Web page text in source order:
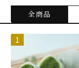
全商品